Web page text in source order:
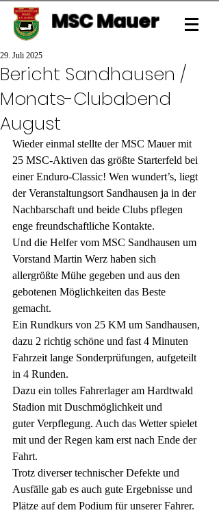
MSC Mauer
Bericht Sandhausen /
Monats-Clubabend
August
29. Juli 2025
Wieder einmal stellte der MSC Mauer mit
25 MSC-Aktiven das größte Starterfeld bei
einer Enduro-Classic! Wen wundert’s, liegt
der Veranstaltungsort Sandhausen ja in der
Nachbarschaft und beide Clubs pflegen
enge freundschaftliche Kontakte.
Und die Helfer vom MSC Sandhausen um
Vorstand Martin Werz haben sich
allergrößte Mühe gegeben und aus den
gebotenen Möglichkeiten das Beste
gemacht.
Ein Rundkurs von 25 KM um Sandhausen,
dazu 2 richtig schöne und fast 4 Minuten
Fahrzeit lange Sonderprüfungen, aufgeteilt
in 4 Runden.
Dazu ein tolles Fahrerlager am Hardtwald
Stadion mit Duschmöglichkeit und
guter Verpflegung. Auch das Wetter spielet
mit und der Regen kam erst nach Ende der
Fahrt.
Trotz diverser technischer Defekte und
Ausfälle gab es auch gute Ergebnisse und
Plätze auf dem Podium für unserer Fahrer.